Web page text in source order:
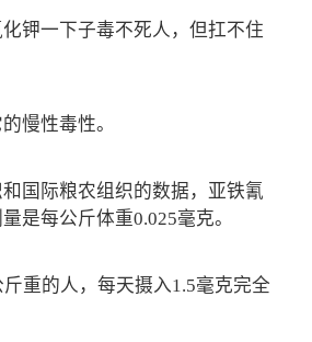
钾一下子毒不死人，但扛不住
慢性毒性。
国际粮农组织的数据，亚铁氰
是每公斤体重0.025毫克。
重的人，每天摄入1.5毫克完全